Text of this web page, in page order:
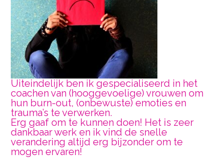
Uiteindelijk ben ik gespecialiseerd in het
coachen van (hooggevoelige) vrouwen om
hun burn-out, (onbewuste) emoties en
trauma’s te verwerken.
Erg gaaf om te kunnen doen! Het is zeer
dankbaar werk en ik vind de snelle
verandering altijd erg bijzonder om te
mogen ervaren!